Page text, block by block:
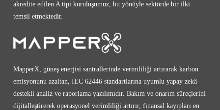
akredite edilen A tipi kuruluşumuz, bu yönüyle sektörde bir ilki
temsil etmektedir.
MapperX, güneş enerjisi santrallerinde verimliliği artırarak karbon
emisyonunu azaltan, IEC 62446 standartlarına uyumlu yapay zekâ
destekli analiz ve raporlama yazılımıdır. Bakım ve onarım süreçlerini
dijitalleştirerek operasyonel verimliliği artırır, finansal kayıpları en